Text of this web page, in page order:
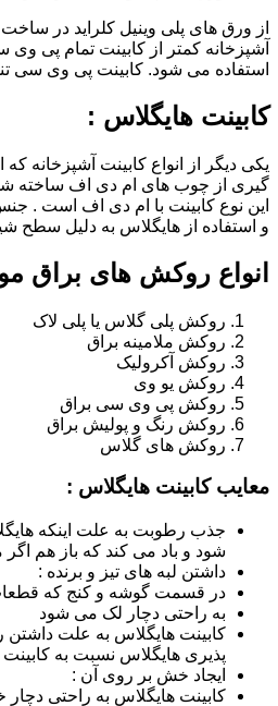
از ورق های پلی وینیل کلراید در
آشپزخانه کمتر از کابینت تمام پی
استفاده می شود. کابینت پی وی سی
کابینت هایگلاس :
یکی دیگر از انواع کابینت آشپزخانه
گیری از چوب های ام دی اف ساخته
این نوع کابینت با ام دی اف است .
و استفاده از هایگلاس به دلیل
انواع روکش های براق
روکش پلی گلاس یا پلی لاک
روکش ملامینه براق
روکش آکرولیک
روکش یو وی
روکش پی وی سی براق
روکش رنگ و پولیش براق
روکش های گلاس
معایب کابینت هایگلاس :
جذب رطوبت به علت اینکه
شود و باد می کند که باز هم
داشتن لبه های تیز و برنده :
در قسمت گوشه و کنج که
به راحتی دچار لک می شود
کابینت هایگلاس به علت
پذیری هایگلاس نسبت به
ایجاد خش بر روی آن :
کابینت هایگلاس به راحتی